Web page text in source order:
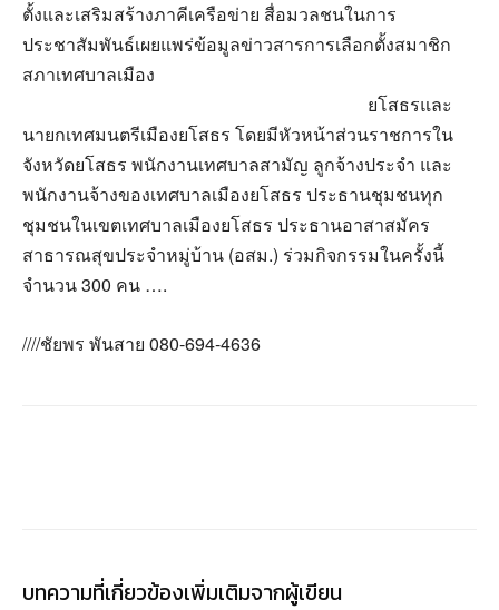
ตั้งและเสริมสร้างภาคีเครือข่าย สื่อมวลชนในการ
ประชาสัมพันธ์เผยแพร่ข้อมูลข่าวสารการเลือกตั้งสมาชิก
สภาเทศบาลเมือง
ยโสธรและ
นายกเทศมนตรีเมืองยโสธร โดยมีหัวหน้าส่วนราชการใน
จังหวัดยโสธร พนักงานเทศบาลสามัญ ลูกจ้างประจำ และ
พนักงานจ้างของเทศบาลเมืองยโสธร ประธานชุมชนทุก
ชุมชนในเขตเทศบาลเมืองยโสธร ประธานอาสาสมัคร
สาธารณสุขประจำหมู่บ้าน (อสม.) ร่วมกิจกรรมในครั้งนี้
จำนวน 300 คน ….
////ชัยพร พันสาย 080-694-4636
บทความที่เกี่ยวข้องเพิ่มเติมจากผู้เขียน